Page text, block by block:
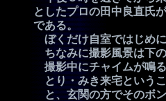
としたプロの田中良直氏
である。
ぼくだけ自室ではじめ
ちなみに撮影風景は下
撮影中にチャイムが鳴る
とり・みき来宅という
と、玄関の方でそのボン